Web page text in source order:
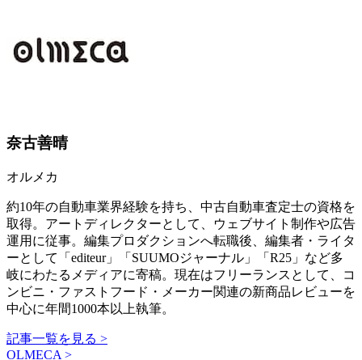
奈古善晴
オルメカ
約10年の自動車業界経験を持ち、中古自動車査定士の資格を
取得。アートディレクターとして、ウェブサイト制作や広告
運用に従事。編集プロダクションへ転職後、編集者・ライタ
ーとして「editeur」「SUUMOジャーナル」「R25」など多
岐にわたるメディアに寄稿。現在はフリーランスとして、コ
ンビニ・ファストフード・メーカー関連の新商品レビューを
中心に年間1000本以上執筆。
記事一覧を見る >
OLMECA >